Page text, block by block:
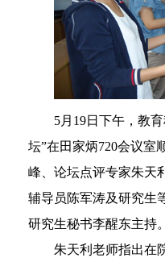
5月 19日 下午，教
坛”在田家炳720会议室
峰、论坛点评专家朱天
辅导员陈军涛及研究生
研究生秘书李醒东主持。
朱天利老师指出在